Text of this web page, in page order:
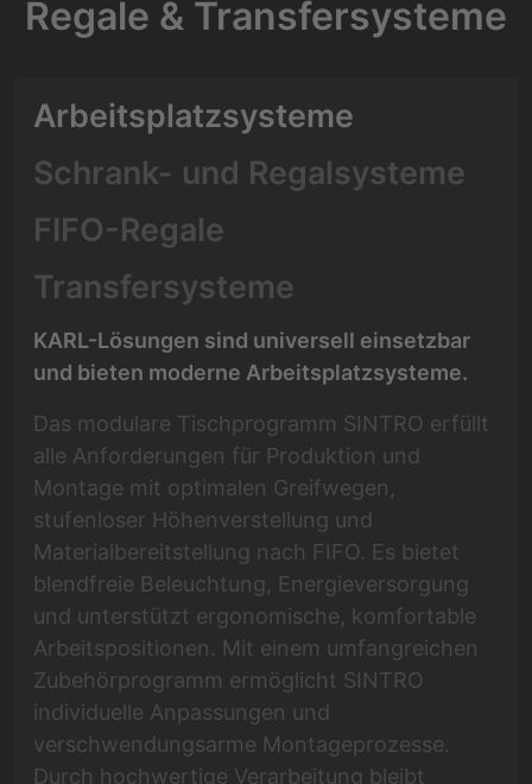
Regale & Transfersysteme
Arbeitsplatzsysteme
Schrank- und Regalsysteme
FIFO-Regale
Transfersysteme
KARL-Lösungen sind universell einsetzbar
und bieten moderne Arbeitsplatzsysteme.
Das modulare Tischprogramm SINTRO erfüllt
alle Anforderungen für Produktion und
Montage mit optimalen Greifwegen,
stufenloser Höhenverstellung und
Materialbereitstellung nach FIFO. Es bietet
blendfreie Beleuchtung, Energieversorgung
und unterstützt ergonomische, komfortable
Arbeitspositionen. Mit einem umfangreichen
Zubehörprogramm ermöglicht SINTRO
individuelle Anpassungen und
verschwendungsarme Montageprozesse.
Durch hochwertige Verarbeitung bleibt